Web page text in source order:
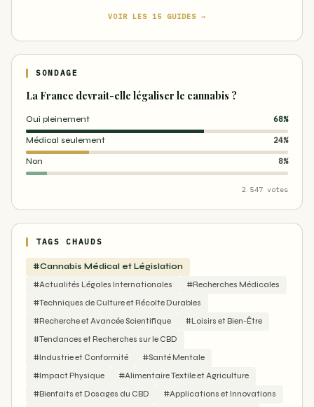
VOIR LES 15 GUIDES →
SONDAGE
La France devrait-elle légaliser le cannabis ?
Oui pleinement 68%
Médical seulement 24%
Non 8%
2 547 votes
TAGS CHAUDS
#Cannabis Médical et Législation
#Actualités Légales Internationales
#Recherches Médicales
#Techniques de Culture et Récolte Durables
#Recherche et Avancée Scientifique
#Loisirs et Bien-Être
#Tendances et Recherches sur le CBD
#Industrie et Conformité
#Santé Mentale
#Impact Physique
#Alimentaire Textile et Agriculture
#Bienfaits et Dosages du CBD
#Applications et Innovations